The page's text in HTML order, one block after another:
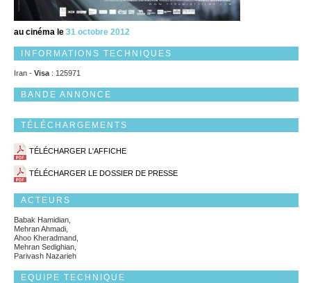
au cinéma le 31 octobre 2012
INFORMATIONS TECHNIQUES
Iran - Visa : 125971
BANDE ANNONCE
TÉLÉCHARGEMENTS
TÉLÉCHARGER L'AFFICHE
TÉLÉCHARGER LE DOSSIER DE PRESSE
ACTEURS
Babak Hamidian,
Mehran Ahmadi,
Ahoo Kheradmand,
Mehran Sedighian,
Parivash Nazarieh
EQUIPE TECHNIQUE